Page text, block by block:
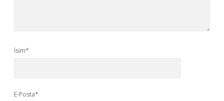
İsim*
E-Posta*